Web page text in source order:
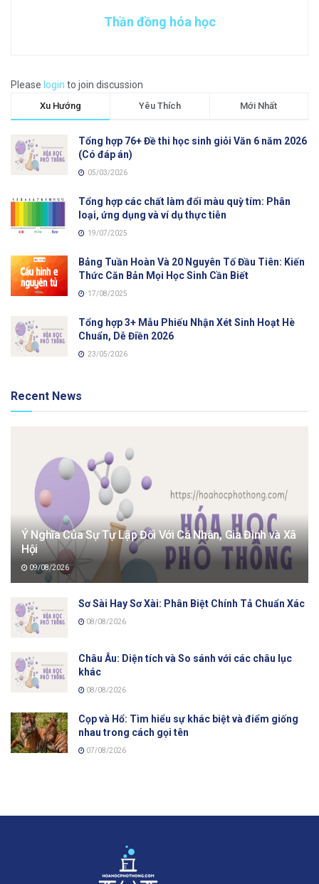
Thần đồng hóa học
Please login to join discussion
Xu Hướng Yêu Thích Mới Nhất
Tổng hợp 76+ Đề thi học sinh giỏi Văn 6 năm 2026
(Có đáp án)
05/03/2026
Tổng hợp các chất làm đổi màu quỳ tím: Phân
loại, ứng dụng và ví dụ thực tiễn
19/07/2025
Bảng Tuần Hoàn Và 20 Nguyên Tố Đầu Tiên: Kiến
Thức Căn Bản Mọi Học Sinh Cần Biết
17/08/2025
Tổng hợp 3+ Mẫu Phiếu Nhận Xét Sinh Hoạt Hè
Chuẩn, Dễ Điền 2026
23/05/2026
Recent News
Ý Nghĩa Của Sự Tự Lập Đối Với Cá Nhân, Gia Đình và Xã
Hội
09/08/2026
Sơ Sài Hay Sơ Xài: Phân Biệt Chính Tả Chuẩn Xác
08/08/2026
Châu Âu: Diện tích và So sánh với các châu lục
khác
08/08/2026
Cọp và Hổ: Tìm hiểu sự khác biệt và điểm giống
nhau trong cách gọi tên
07/08/2026